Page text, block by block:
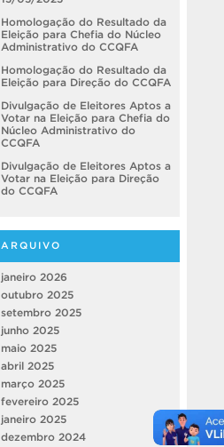
Homologação do Resultado da
Eleição para Chefia do Núcleo
Administrativo do CCQFA
Homologação do Resultado da
Eleição para Direção do CCQFA
Divulgação de Eleitores Aptos a
Votar na Eleição para Chefia do
Núcleo Administrativo do
CCQFA
Divulgação de Eleitores Aptos a
Votar na Eleição para Direção
do CCQFA
ARQUIVO
janeiro 2026
outubro 2025
setembro 2025
junho 2025
maio 2025
abril 2025
março 2025
fevereiro 2025
janeiro 2025
dezembro 2024